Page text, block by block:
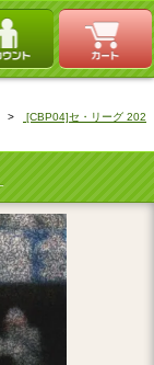
>
[CBP04]セ・リーグ 202